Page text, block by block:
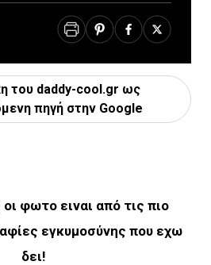
του daddy-cool.gr ως
πηγή στην Google
οι φωτο ειναι από τις πιο
εγκυμοσύνης που εχω
δει!